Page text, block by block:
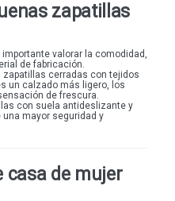
zapatillas
valorar la comodidad,
de fabricación.
zapatillas cerradas con tejidos
un calzado más ligero, los
de frescura.
con suela antideslizante y
mayor seguridad y
casa de mujer